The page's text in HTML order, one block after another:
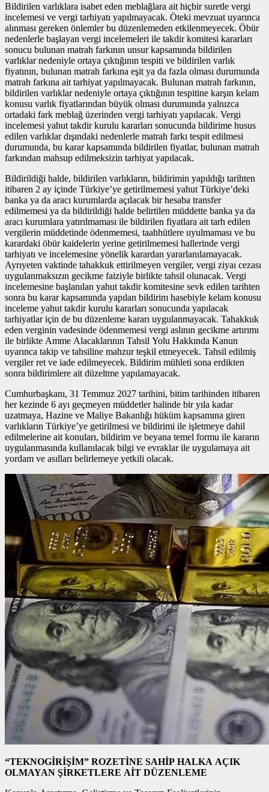
Bildirilen varlıklara isabet eden meblağlara ait hiçbir suretle vergi
incelemesi ve vergi tarhiyatı yapılmayacak. Öteki mevzuat uyarınca
alınması gereken önlemler bu düzenlemeden etkilenmeyecek. Öbür
nedenlerle başlayan vergi incelemeleri ile takdir komitesi kararları
sonucu bulunan matrah farkının unsur kapsamında bildirilen
varlıklar nedeniyle ortaya çıktığının tespiti ve bildirilen varlık
fiyatının, bulunan matrah farkına eşit ya da fazla olması durumunda
matrah farkına ait tarhiyat yapılmayacak. Bulunan matrah farkının,
bildirilen varlıklar nedeniyle ortaya çıktığının tespitine karşın kelam
konusu varlık fiyatlarından büyük olması durumunda yalnızca
ortadaki fark meblağ üzerinden vergi tarhiyatı yapılacak. Vergi
incelemesi yahut takdir kurulu kararları sonucunda bildirime husus
edilen varlıklar dışındaki nedenlerle matrah farkı tespit edilmesi
durumunda, bu karar kapsamında bildirilen fiyatlar, bulunan matrah
farkından mahsup edilmeksizin tarhiyat yapılacak.
Bildirildiği halde, bildirilen varlıkların, bildirimin yapıldığı tarihten
itibaren 2 ay içinde Türkiye’ye getirilmemesi yahut Türkiye’deki
banka ya da aracı kurumlarda açılacak bir hesaba transfer
edilmemesi ya da bildirildiği halde belirtilen müddette banka ya da
aracı kurumlara yatırılmaması ile bildirilen fiyatlara ait tarh edilen
vergilerin müddetinde ödenmemesi, taahhütlere uyulmaması ve bu
karardaki öbür kaidelerin yerine getirilmemesi hallerinde vergi
tarhiyatı ve incelemesine yönelik karardan yararlanılamayacak.
Ayrıyeten vaktinde tahakkuk ettirilmeyen vergiler, vergi ziyaı cezası
uygulanmaksızın gecikme faiziyle birlikte tahsil olunacak. Vergi
incelemesine başlanılan yahut takdir komitesine sevk edilen tarihten
sonra bu karar kapsamında yapılan bildirim hasebiyle kelam konusu
inceleme yahut takdir kurulu kararları sonucunda yapılacak
tarhiyatlar için de bu düzenleme kararı uygulanmayacak. Tahakkuk
eden verginin vadesinde ödenmemesi vergi aslının gecikme artırımı
ile birlikte Amme Alacaklarının Tahsil Yolu Hakkında Kanun
uyarınca takip ve tahsiline mahzur teşkil etmeyecek. Tahsil edilmiş
vergiler ret ve iade edilmeyecek. Bildirim mühleti sona erdikten
sonra bildirimlere ait düzeltme yapılamayacak.
Cumhurbaşkanı, 31 Temmuz 2027 tarihini, bitim tarihinden itibaren
her kezinde 6 ayı geçmeyen müddetler halinde bir yıla kadar
uzatmaya, Hazine ve Maliye Bakanlığı hüküm kapsamına giren
varlıkların Türkiye’ye getirilmesi ve bildirimi ile işletmeye dahil
edilmelerine ait konuları, bildirim ve beyana temel formu ile kararın
uygulanmasında kullanılacak bilgi ve evraklar ile uygulamaya ait
yordam ve asılları belirlemeye yetkili olacak.
“TEKNOGİRİŞİM” ROZETİNE SAHİP HALKA AÇIK
OLMAYAN ŞİRKETLERE AİT DÜZENLEME